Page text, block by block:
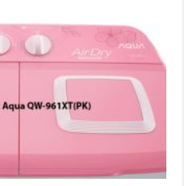
2
Tabung
Terbaik:
yang
Tepat
untuk
Orang
Manado